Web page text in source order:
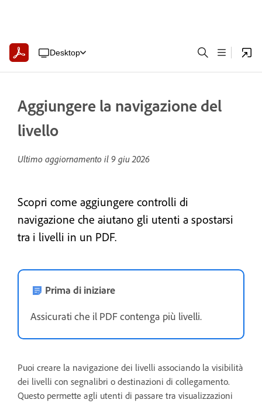
Desktop
Aggiungere la navigazione del
livello
Ultimo aggiornamento il 9 giu 2026
Scopri come aggiungere controlli di
navigazione che aiutano gli utenti a spostarsi
tra i livelli in un PDF.
Prima di iniziare
Assicurati che il PDF contenga più livelli.
Puoi creare la navigazione dei livelli associando la visibilità
dei livelli con segnalibri o destinazioni di collegamento.
Questo permette agli utenti di passare tra visualizzazioni